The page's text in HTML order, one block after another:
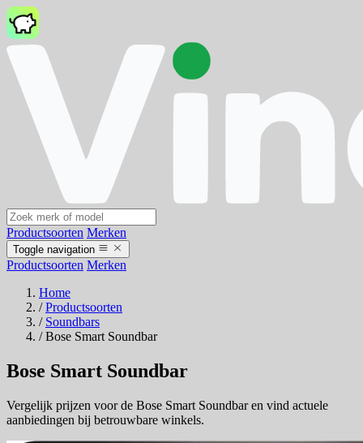
Productsoorten Merken
Toggle navigation
Productsoorten Merken
Home
/ Productsoorten
/ Soundbars
/ Bose Smart Soundbar
Bose Smart Soundbar
Vergelijk prijzen voor de Bose Smart Soundbar en vind actuele
aanbiedingen bij betrouwbare winkels.